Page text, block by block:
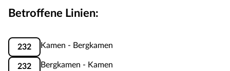
Betroffene Linien:
232 Kamen - Bergkamen
232 Bergkamen - Kamen